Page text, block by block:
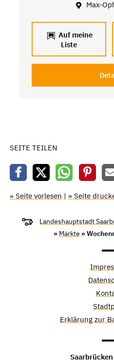
Max-
Auf meine
Liste
SEITE TEILEN
» Seite vorlesen | » Seite
Landeshauptstadt
» Märkte »
Erklärung zur